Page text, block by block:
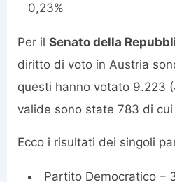
0,23%
Per il Senato della
diritto di voto in Austria
questi hanno votato 9.223
valide sono state 783 di cui
Ecco i risultati dei singoli
Partito Democratico –